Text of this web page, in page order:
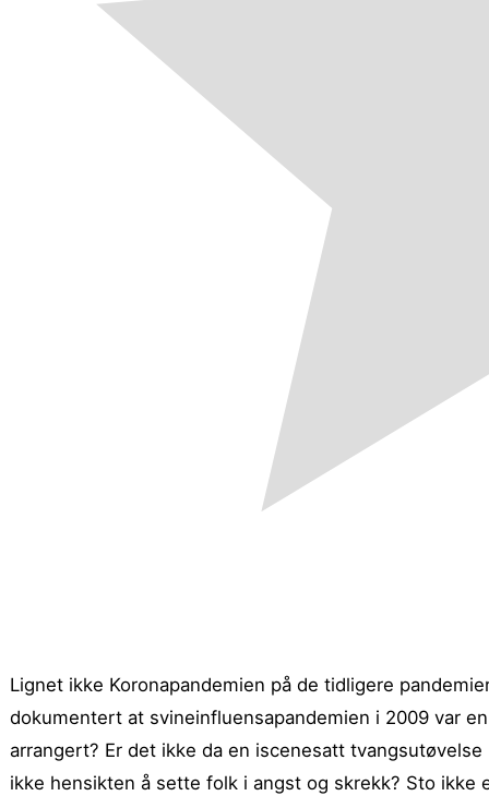
Lignet ikke Koronapandemien på de tidligere
dokumentert at svineinfluensapandemien i 2009 var
arrangert? Er det ikke da en iscenesatt
ikke hensikten å sette folk i angst og skrekk? Sto